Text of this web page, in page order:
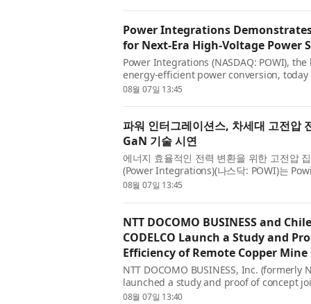
Power Integrations Demonstrates
for Next-Era High-Voltage Power
Power Integrations (NASDAQ: POWI),
energy-efficient power conversion,
(GaN) technology is now rated at up to
08월 07일 13:45
파워 인터그레이션스, 차세대 고전압
GaN 기술 시연
에너지 효율적인 전력 변환을 위한 고전압
(Power Integrations)(나스닥: POWI)는
최대 2200V에 달해 현재 시판 중인 다...
08월 07일 13:45
NTT DOCOMO BUSINESS and
CODELCO Launch a Study and
Efficiency of Remote Copper
NTT DOCOMO BUSINESS, Inc.
launched a study and proof of concept
Chile (CODELCO) to progress remote
08월 07일 13:40